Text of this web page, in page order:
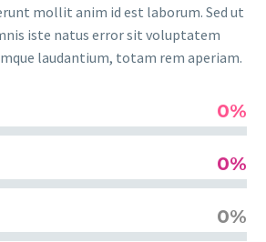
mollit anim id est laborum. Sed ut
iste natus error sit voluptatem
laudantium, totam rem aperiam.
0%
0%
0%